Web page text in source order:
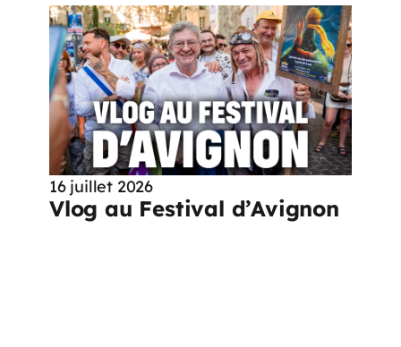
16 juillet 2026
Vlog au Festival d’Avignon